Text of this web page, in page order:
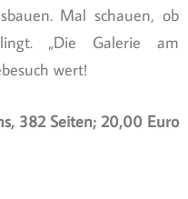
Mal schauen, ob
„Die Galerie am
wert!
382 Seiten; 20,00 Euro